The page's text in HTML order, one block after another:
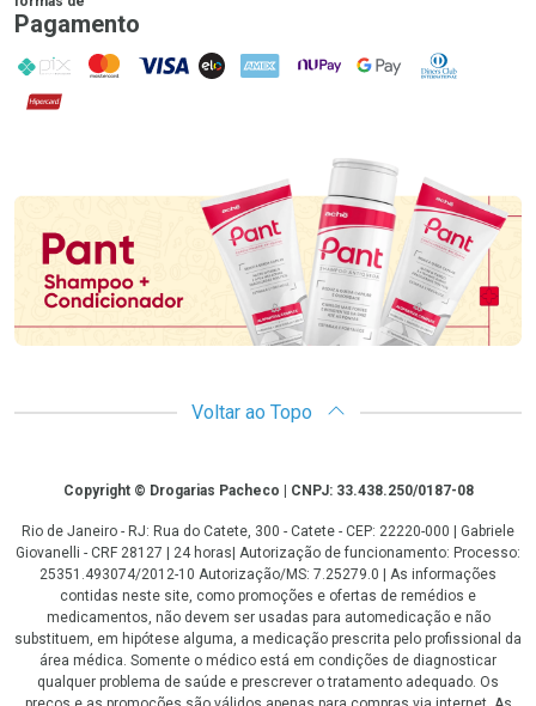
Pagamento
PIX MasterCard
VISA ELO AMEX NuPay Google PayDiners Club
Hipercard
Voltar ao Topo
CopyrightCopyright © Drogarias Pacheco | CNPJ: 33.438.250/0187-08
Rio de Janeiro - RJ: Rua do Catete, 300 - Catete - CEP: 22220-000 | Gabriele
Giovanelli - CRF 28127 | 24 horas| Autorização de funcionamento: Processo:
25351.493074/2012-10 Autorização/MS: 7.25279.0 | As informações
contidas neste site, como promoções e ofertas de remédios e
medicamentos, não devem ser usadas para automedicação e não
substituem, em hipótese alguma, a medicação prescrita pelo profissional da
área médica. Somente o médico está em condições de diagnosticar
qualquer problema de saúde e prescrever o tratamento adequado. Os